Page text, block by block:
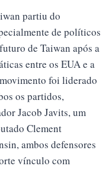
partiu do
de políticos
de Taiwan após a
entre os EUA e a
foi liderado
os partidos,
Jacob Javits, um
Clement
ambos defensores
vínculo com